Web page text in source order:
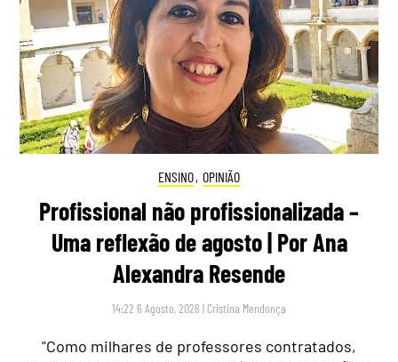
ENSINO, OPINIÃO
Profissional não profissionalizada –
Uma reflexão de agosto | Por Ana
Alexandra Resende
14:22 6 Agosto, 2026 | Cristina Mendonça
"Como milhares de professores contratados,